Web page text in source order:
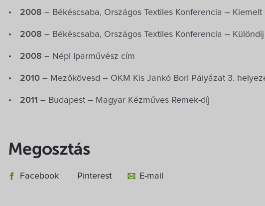
2008 – Békéscsaba, Országos Textiles Konferencia – Kiemelt
2008 – Békéscsaba, Országos Textiles Konferencia – Különdíj
2008 – Népi Iparművész cím
2010 – Mezőkövesd – OKM Kis Jankó Bori Pályázat 3.
2011 – Budapest – Magyar Kézműves Remek-díj
Megosztás
Facebook Pinterest E-mail